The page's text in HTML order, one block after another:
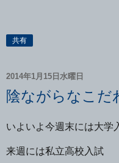
共有
2014年1月15日水曜日
陰ながらなこだ
いよいよ今週末には大学
来週には私立高校入試